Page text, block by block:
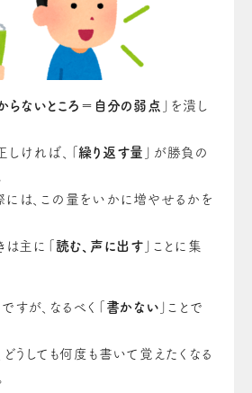
らないところ＝自分の弱点
」を潰し
ければ、「 繰り返す量
」が勝負の
は、この量をいかに増やせるかを
主に「 読む、声に出す 」ことに集
すが、なるべく「 書かない 」ことで
どうしても何度も書いて覚えたくなる